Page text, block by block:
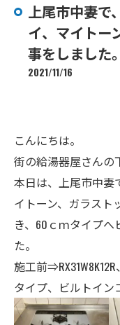
上尾市中妻で
イ、マイトー
事をしました。
2021/11/16
こんにちは。
街の給湯器屋さんの
本日は、上尾市中妻
イトーン、ガラスト
き、60ｃｍタイプ
た。
施工前⇒RX31W8K12R
タイプ、ビルトイン